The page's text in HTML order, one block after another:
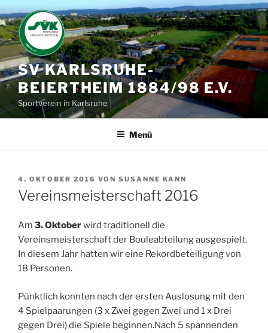
Zum
Inhalt
springen
SV KARLSRUHE-
BEIERTHEIM 1884/98 E.V.
Sportverein in Karlsruhe
Menü
VERÖFFENTLICHT
AM
4. OKTOBER 2016 VON SUSANNE KANN
Vereinsmeisterschaft 2016
Am 3. Oktoberwird traditionell die
Vereinsmeisterschaft der Bouleabteilung ausgespielt.
In diesem Jahr hatten wir eine Rekordbeteiligung von
18 Personen.
Pünktlich konnten nach der ersten Auslosung mit den
4 Spielpaarungen (3 x Zwei gegen Zwei und 1 x Drei
gegen Drei) die Spiele beginnen.Nach 5 spannenden